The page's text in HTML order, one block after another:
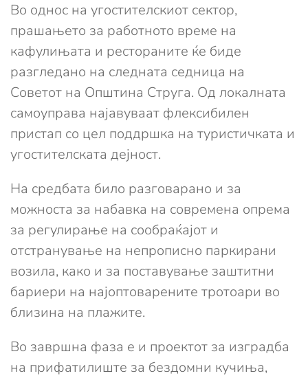
Во однос на угостителскиот сектор,
прашањето за работното време на
кафулињата и рестораните ќе биде
разгледано на следната седница на
Советот на Општина Струга. Од локалната
самоуправа најавуваат флексибилен
пристап со цел поддршка на туристичката и
угостителската дејност.
На средбата било разговарано и за
можноста за набавка на современа опрема
за регулирање на сообраќајот и
отстранување на непрописно паркирани
возила, како и за поставување заштитни
бариери на најоптоварените тротоари во
близина на плажите.
Во завршна фаза е и проектот за изградба
на прифатилиште за бездомни кучиња,